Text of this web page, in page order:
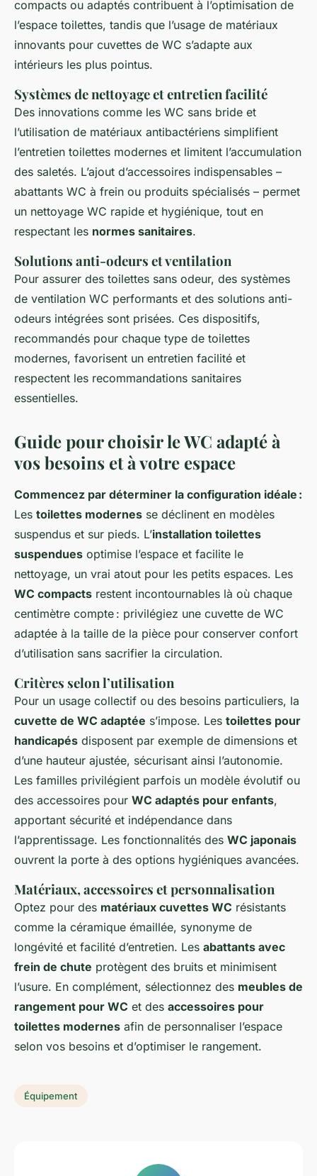
compacts ou adaptés contribuent à l’optimisation de
l’espace toilettes, tandis que l’usage de matériaux
innovants pour cuvettes de WC s’adapte aux
intérieurs les plus pointus.
Systèmes de nettoyage et entretien facilité
Des innovations comme les WC sans bride et
l’utilisation de matériaux antibactériens simplifient
l’entretien toilettes modernes et limitent l’accumulation
des saletés. L’ajout d’accessoires indispensables –
abattants WC à frein ou produits spécialisés – permet
un nettoyage WC rapide et hygiénique, tout en
respectant les normes sanitaires.
Solutions anti-odeurs et ventilation
Pour assurer des toilettes sans odeur, des systèmes
de ventilation WC performants et des solutions anti-
odeurs intégrées sont prisées. Ces dispositifs,
recommandés pour chaque type de toilettes
modernes, favorisent un entretien facilité et
respectent les recommandations sanitaires
essentielles.
Guide pour choisir le WC adapté à
vos besoins et à votre espace
Commencez par déterminer la configuration idéale :
Les toilettes modernes se déclinent en modèles
suspendus et sur pieds. L’installation toilettes
suspendues optimise l’espace et facilite le
nettoyage, un vrai atout pour les petits espaces. Les
WC compacts restent incontournables là où chaque
centimètre compte : privilégiez une cuvette de WC
adaptée à la taille de la pièce pour conserver confort
d’utilisation sans sacrifier la circulation.
Critères selon l’utilisation
Pour un usage collectif ou des besoins particuliers, la
cuvette de WC adaptée s’impose. Les toilettes pour
handicapés disposent par exemple de dimensions et
d’une hauteur ajustée, sécurisant ainsi l’autonomie.
Les familles privilégient parfois un modèle évolutif ou
des accessoires pour WC adaptés pour enfants,
apportant sécurité et indépendance dans
l’apprentissage. Les fonctionnalités des WC japonais
ouvrent la porte à des options hygiéniques avancées.
Matériaux, accessoires et personnalisation
Optez pour des matériaux cuvettes WC résistants
comme la céramique émaillée, synonyme de
longévité et facilité d’entretien. Les abattants avec
frein de chute protègent des bruits et minimisent
l’usure. En complément, sélectionnez des meubles de
rangement pour WC et des accessoires pour
toilettes modernes afin de personnaliser l’espace
selon vos besoins et d’optimiser le rangement.
Équipement